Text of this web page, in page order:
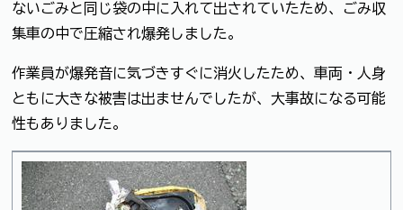
ないごみと同じ袋の中に入れて出されていたため、ごみ収
集車の中で圧縮され爆発しました。
作業員が爆発音に気づきすぐに消火したため、車両・人身
ともに大きな被害は出ませんでしたが、大事故になる可能
性もありました。